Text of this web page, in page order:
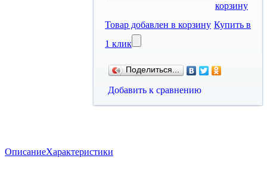
корзину
Товар добавлен в корзину Купить в
1 клик
Поделиться...
Добавить к сравнению
ОписаниеХарактеристики